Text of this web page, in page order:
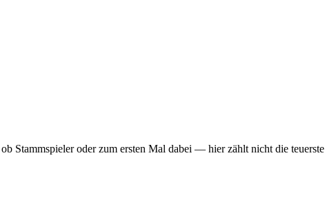
Stammspieler oder zum ersten Mal dabei — hier zählt nicht die teuerste